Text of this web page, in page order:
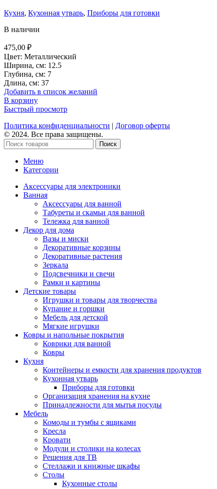
Кухня, Кухонная утварь, Приборы для готовки
В наличии
475,00 ₽
Цвет: Металлический
Ширина, см: 12.5
Глубина, см: 7
Длина, см: 37
Добавить в список желаний
В корзину
Быстрый просмотр
Политика конфиденциальности | Договор оферты
© 2024. Все права защищены.
Поиск
Меню
Категории
Аксессуары для электроники
Ванная
Аксессуары для ванной
Табуреты и скамьи для ванной
Тележка для ванной
Декор для дома
Вазы и миски
Декоративные корзины
Декоративные растения
Зеркала
Подсвечники и свечи
Рамки и картины
Детские товары
Игрушки и товары для творчества
Купание и горшки
Мебель для детской
Мягкие игрушки
Ковры и напольные покрытия
Коврики для ванной
Ковры
Кухня
Контейнеры и емкости для хранения продуктов
Кухонная утварь
Приборы для готовки
Организация хранения на кухне
Принадлежности для мытья посуды
Мебель
Комоды и тумбы с ящиками
Кресла
Кровати
Модули и столики на колесах
Решения для ТВ
Стеллажи и книжные шкафы
Столы
Кухонные столы